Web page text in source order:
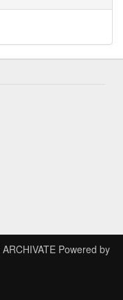
ARCHIVATEPowered by